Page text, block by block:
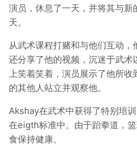
演员，休息了一天，并将其与新
天。
从武术课程打赌和与他们互动
还分享了他的视频，沉迷于武
上笑着笑着，演员展示了他所
的其他人站立并观察他。
Akshay在武术中获得了特别培
在eigth标准中。由于跆拳道，
食保持健康。